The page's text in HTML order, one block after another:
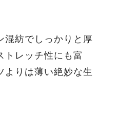
混紡でしっかりと厚
トレッチ性にも富
よりは薄い絶妙な生